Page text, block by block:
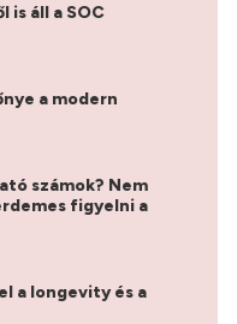
is áll a SOC
a modern
számok? Nem
figyelni a
a longevity és a